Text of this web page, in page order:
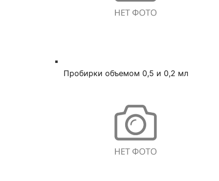
Пробирки объемом 0,5 и 0,2 мл